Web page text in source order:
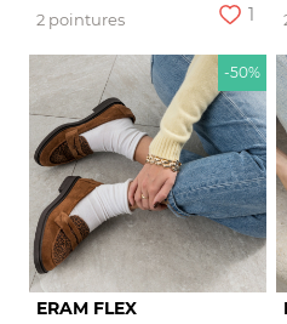
2 pointures
1
-50%
ERAM FLEX